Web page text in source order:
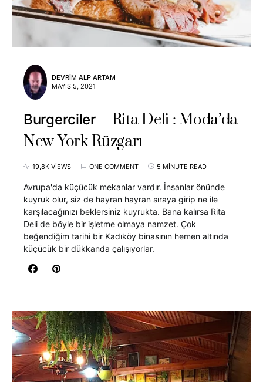
DEVRIM ALP ARTAM
MAYIS 5, 2021
Burgerciler
Rita Deli : Moda’da
New York Rüzgarı
19,8K VIEWS ONE COMMENT 5 MINUTE READ
Avrupa'da küçücük mekanlar vardır. İnsanlar önünde
kuyruk olur, siz de hayran hayran sıraya girip ne ile
karşılacağınızı beklersiniz kuyrukta. Bana kalırsa Rita
Deli de böyle bir işletme olmaya namzet. Çok
beğendiğim tarihi bir Kadıköy binasının hemen altında
küçücük bir dükkanda çalışıyorlar.